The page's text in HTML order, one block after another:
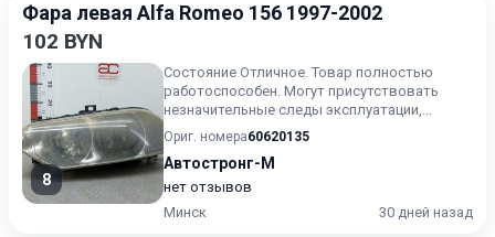
Фара левая Alfa Romeo 156 1997-2002
102 BYN
8
Состояние Отличное. Товар полностью
работоспособен. Могут присутствовать
незначительные следы эксплуатации,
царапины на лакокрасочном покрыт...
Ориг. номера60620135
Автостронг-М
нет отзывов
Минск
30 дней назад